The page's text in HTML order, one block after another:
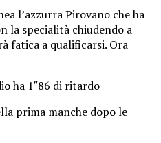
l’azzurra Pirovano che ha
la specialità chiudendo a
fatica a qualificarsi. Ora
ha 1″86 di ritardo
prima manche dopo le